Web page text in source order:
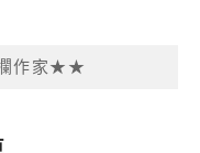
作家★★